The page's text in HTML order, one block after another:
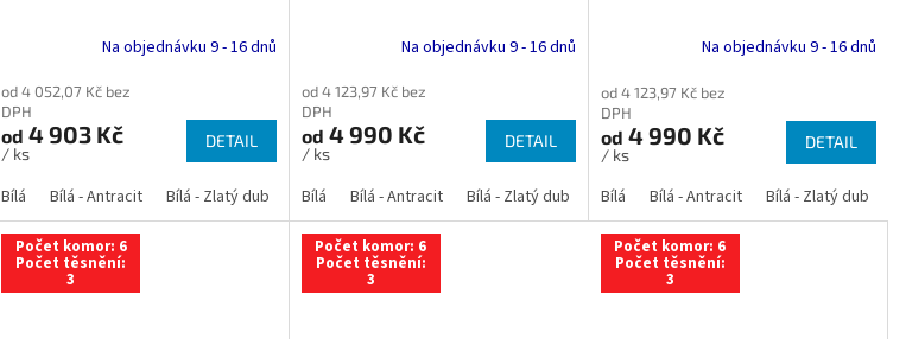
Bílá - Tmavý dub Bílá - Ořech Bílá - Mahagon Antracit Zlatý dub Tmavý dub Ořech Mahagon
Na objednávku 9 - 16 dnů
od 4 052,07 Kč bez
DPH
od 4 903 Kč
/ ks
DETAIL
Bílá Bílá - Antracit Bílá - Zlatý dub Bílá - Tmavý dub Bílá - Ořech Bílá - Mahagon Antracit Zlatý dub Tmavý dub
Na objednávku 9 - 16 dnů
od 4 123,97 Kč bez
DPH
od 4 990 Kč
/ ks
DETAIL
Bílá Bílá - Antracit Bílá - Zlatý dub Bílá - Tmavý dub Bílá - Ořech Bílá -
Na objednávku 9 - 16 dnů
od 4 123,97 Kč bez
DPH
od 4 990 Kč
/ ks
DETAIL
Bílá Bílá - Antracit Bílá - Zlatý dub
Počet komor: 6
Počet těsnění:
3
Počet komor: 6
Počet těsnění:
3
Počet komor: 6
Počet těsnění:
3